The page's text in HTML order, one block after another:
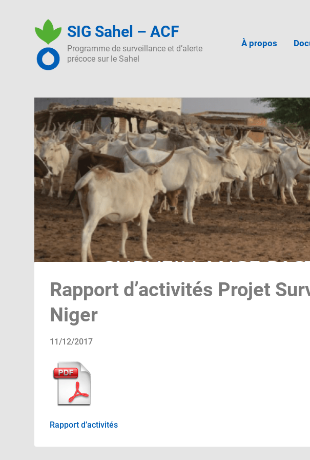
SIG Sahel – ACF
Programme de surveillance et d’alerte
précoce sur le Sahel
À propos
Rapport d’activités Projet
Niger
11/12/2017
Rapport d’activités